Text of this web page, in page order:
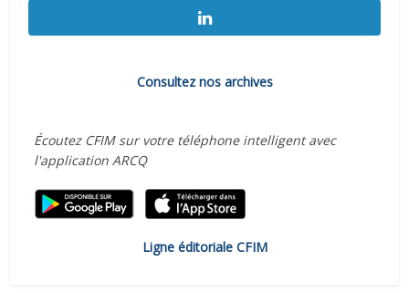
Consultez nos archives
Écoutez CFIM sur votre téléphone intelligent avec
l'application ARCQ
Ligne éditoriale CFIM